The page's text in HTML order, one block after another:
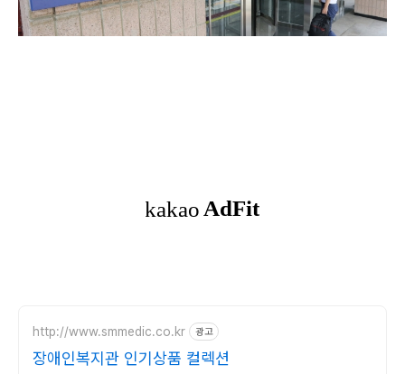
http://www.smmedic.co.kr 광고
장애인복지관 인기상품 컬렉션